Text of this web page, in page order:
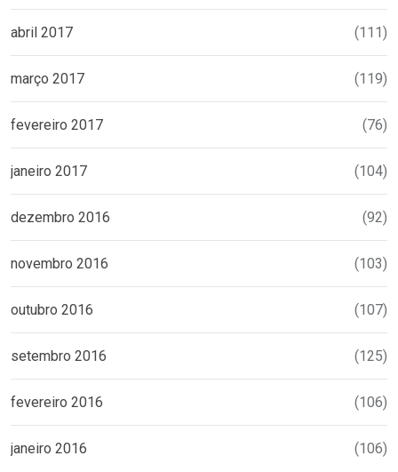
abril 2017 (111)
março 2017 (119)
fevereiro 2017 (76)
janeiro 2017 (104)
dezembro 2016 (92)
novembro 2016 (103)
outubro 2016 (107)
setembro 2016 (125)
fevereiro 2016 (106)
janeiro 2016 (106)